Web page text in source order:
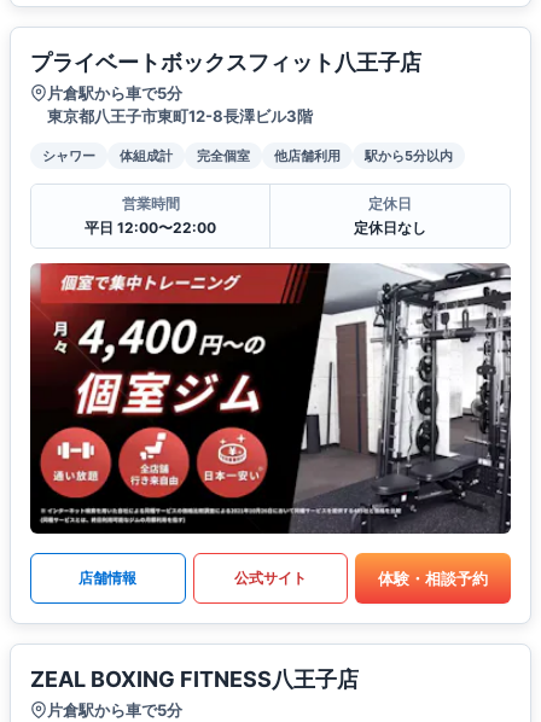
プライベートボックスフィット八王子店
片倉駅から車で5分
東京都八王子市東町12-8長澤ビル3階
シャワー 体組成計 完全個室 他店舗利用 駅から5分以内
営業時間
平日 12:00〜22:00
定休日
定休日なし
店舗情報 公式サイト 体験・相談予約
ZEAL BOXING FITNESS八王子店
片倉駅から車で5分